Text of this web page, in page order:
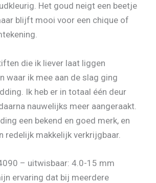
Het goud neigt een beetje
blijft mooi voor een chique of
die ik liever laat liggen
waar ik mee aan de slag ging
Ik heb er in totaal één deur
nauwelijks meer aangeraakt.
een bekend en goed merk, en
redelijk makkelijk verkrijgbaar.
– uitwisbaar: 4.0-15 mm
ervaring dat bij meerdere